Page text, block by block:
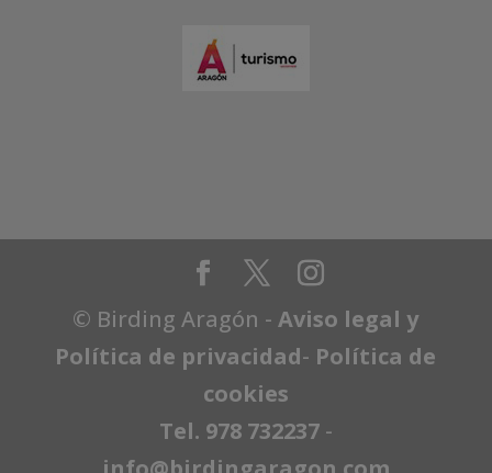
© Birding Aragón -Aviso legal y
Política de privacidad- Política de
cookies
Tel. 978 732237 -